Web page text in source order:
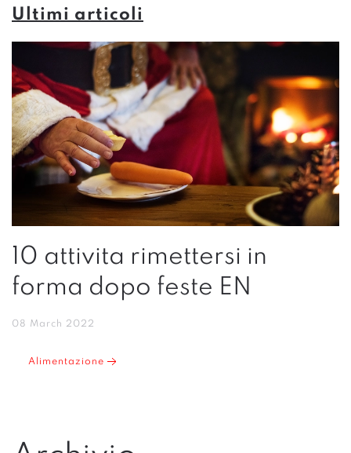
Ultimi articoli
10 attivita rimettersi in
forma dopo feste EN
08 March 2022
Alimentazione